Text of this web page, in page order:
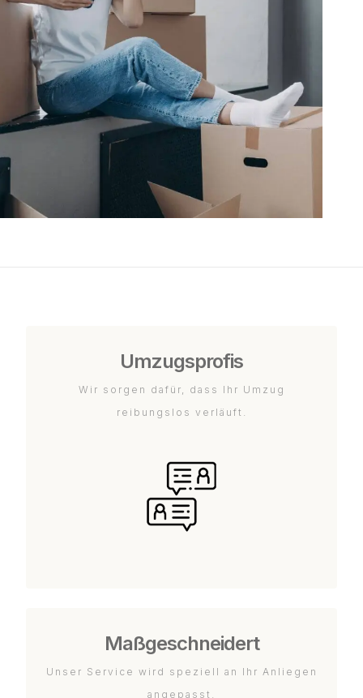
Umzugsprofis
Wir sorgen dafür, dass Ihr Umzug
reibungslos verläuft.
Maßgeschneidert
Unser Service wird speziell an Ihr Anliegen
angepasst.